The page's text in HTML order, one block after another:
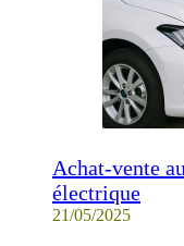
Achat-vente
électrique
21/05/2025